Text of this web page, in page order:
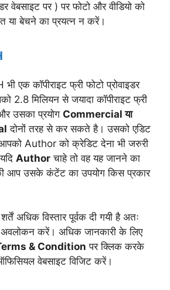
वेबसाइट पर ) पर फोटो और वीडियो को
या बेचने का प्रयत्न न करें।
एक कॉपीराइट फ्री फोटो प्रोवाइडर
2.8 मिलियन से जयादा कॉपीराइट फ्री
उसका प्रयोग Commercial या
दोनों तरह से कर सकते है। उसको एडिट
Author को क्रेडिट देना भी जरुरी
Author चाहे तो वह यह जानने का
आप उसके कंटेंट का उपयोग किस प्रकार
अधिक विस्तार पूर्वक दी गयी है अतः
करें। अधिक जानकारी के लिए
& Condition पर क्लिक करके
वेबसाइट विजिट करें।